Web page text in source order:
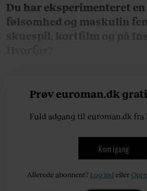
Du har eksperimenteret en
følsomhed og maskulin
skuespil, kortfilm og på
Prøv euroman.dk
Fuld adgang til euroman.dk fra
Kom igang
Allerede abonnent? Log ind eller